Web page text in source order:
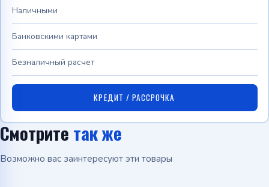
Наличными
Банковскими картами
Безналичный расчет
КРЕДИТ / РАССРОЧКА
Смотрите так же
Возможно вас заинтересуют эти товары